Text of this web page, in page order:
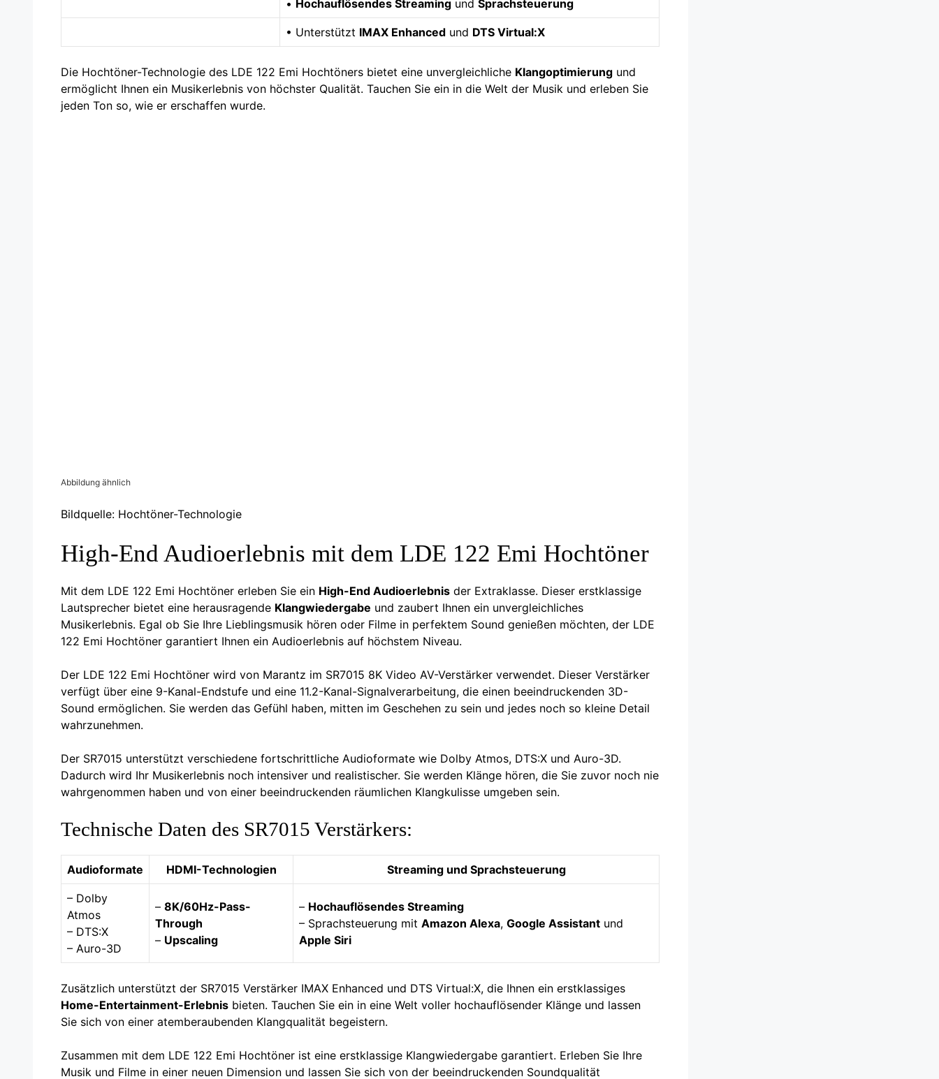
• Hochauflösendes Streaming und Sprachsteuerung
• Unterstützt IMAX Enhanced und DTS Virtual:X
Die Hochtöner-Technologie des LDE 122 Emi Hochtöners bietet eine unvergleichliche Klangoptimierung und
ermöglicht Ihnen ein Musikerlebnis von höchster Qualität. Tauchen Sie ein in die Welt der Musik und erleben Sie
jeden Ton so, wie er erschaffen wurde.
Abbildung ähnlich
Bildquelle: Hochtöner-Technologie
High-End Audioerlebnis mit dem LDE 122 Emi Hochtöner
Mit dem LDE 122 Emi Hochtöner erleben Sie ein High-End Audioerlebnis der Extraklasse. Dieser erstklassige
Lautsprecher bietet eine herausragende Klangwiedergabe und zaubert Ihnen ein unvergleichliches
Musikerlebnis. Egal ob Sie Ihre Lieblingsmusik hören oder Filme in perfektem Sound genießen möchten, der LDE
122 Emi Hochtöner garantiert Ihnen ein Audioerlebnis auf höchstem Niveau.
Der LDE 122 Emi Hochtöner wird von Marantz im SR7015 8K Video AV-Verstärker verwendet. Dieser Verstärker
verfügt über eine 9-Kanal-Endstufe und eine 11.2-Kanal-Signalverarbeitung, die einen beeindruckenden 3D-
Sound ermöglichen. Sie werden das Gefühl haben, mitten im Geschehen zu sein und jedes noch so kleine Detail
wahrzunehmen.
Der SR7015 unterstützt verschiedene fortschrittliche Audioformate wie Dolby Atmos, DTS:X und Auro-3D.
Dadurch wird Ihr Musikerlebnis noch intensiver und realistischer. Sie werden Klänge hören, die Sie zuvor noch nie
wahrgenommen haben und von einer beeindruckenden räumlichen Klangkulisse umgeben sein.
Technische Daten des SR7015 Verstärkers:
Audioformate HDMI-Technologien Streaming und Sprachsteuerung
– Dolby
Atmos
– DTS:X
– Auro-3D
– 8K/60Hz-Pass-
Through
– Upscaling
– Hochauflösendes Streaming
– Sprachsteuerung mit Amazon Alexa, Google Assistant und
Apple Siri
Zusätzlich unterstützt der SR7015 Verstärker IMAX Enhanced und DTS Virtual:X, die Ihnen ein erstklassiges
Home-Entertainment-Erlebnis bieten. Tauchen Sie ein in eine Welt voller hochauflösender Klänge und lassen
Sie sich von einer atemberaubenden Klangqualität begeistern.
Zusammen mit dem LDE 122 Emi Hochtöner ist eine erstklassige Klangwiedergabe garantiert. Erleben Sie Ihre
Musik und Filme in einer neuen Dimension und lassen Sie sich von der beeindruckenden Soundqualität